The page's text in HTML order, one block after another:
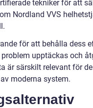
tekniker för att
Nordland VVS
för att behålla dess
upptäckas och
är särskilt relevant för
moderna system.